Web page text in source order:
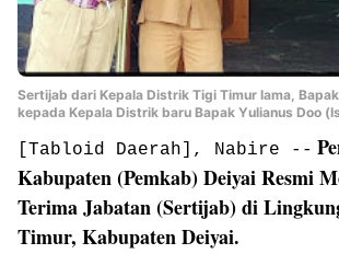
Sertijab dari Kepala Distrik Tigi Timur lama,
kepada Kepala Distrik baru Bapak Yulianus Doo
[Tabloid Daerah], Nabire --
Kabupaten (Pemkab) Deiyai Resmi
Terima Jabatan (Sertijab) di
Timur, Kabupaten Deiyai.